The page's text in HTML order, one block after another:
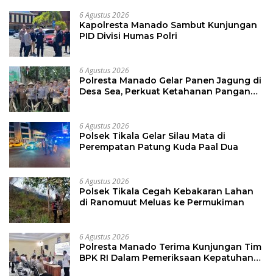
6 Agustus 2026
Kapolresta Manado Sambut Kunjungan
PID Divisi Humas Polri
6 Agustus 2026
Polresta Manado Gelar Panen Jagung di
Desa Sea, Perkuat Ketahanan Pangan
6 Agustus 2026
Polsek Tikala Gelar Silau Mata di
Perempatan Patung Kuda Paal Dua
6 Agustus 2026
Polsek Tikala Cegah Kebakaran Lahan
di Ranomuut Meluas ke Permukiman
6 Agustus 2026
Polresta Manado Terima Kunjungan Tim
BPK RI Dalam Pemeriksaan Kepatuhan